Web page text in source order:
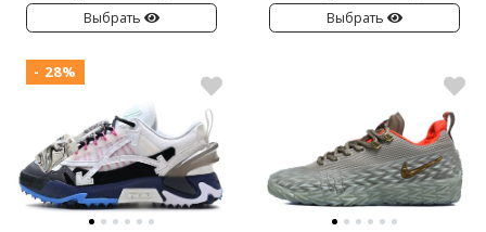
Выбрать Выбрать
- 28%